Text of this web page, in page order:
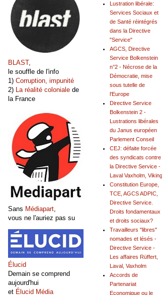
Lustration libérale:
Services Sociaux et
de Santé réintégrés
dans la Directive
"Service"
AGCS, Directive
Service Bolkenstein
n°2 - Nécrose de la
Démocratie, mise
sous tutelle de
l'Europe
Directive Service
Bolkenstein 2 -
Lustrations libérales
du Janus européen
Parlement Conseil
CEJ: défaite forcée
des syndicats contre
la Directive Service -
Laval Vaxholm, Viking
Constitution Europe,
TCE, AGCS ADPIC,
Directive Service.
Droits fondamentaux
et droits sociaux?
Travailleurs "libres"
nomades et lésés -
Directive Service -
Les affaires Rüffert,
Laval, Vaxholm
Accords de
Partenariat
Economique ou le
BLAST,
le souffle de l'info
1) Corruption, impunité
2)
La réalité coloniale de
la France
Sans Médiapart
vous ne l'auriez pas su
Élucid
Demain se comprend
aujourd'hui
et Élucid Média